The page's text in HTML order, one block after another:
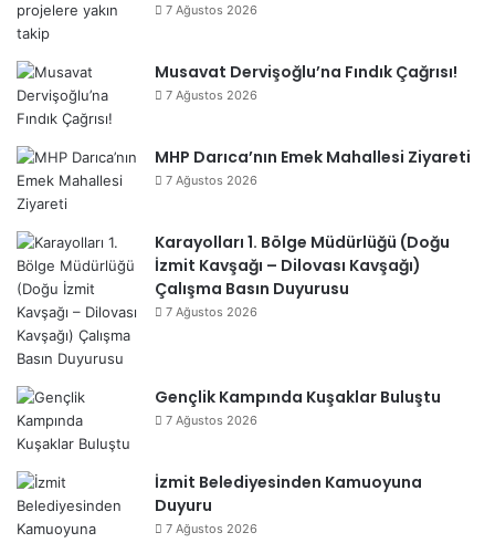
7 Ağustos 2026
Musavat Dervişoğlu’na Fındık Çağrısı!
7 Ağustos 2026
MHP Darıca’nın Emek Mahallesi Ziyareti
7 Ağustos 2026
Karayolları 1. Bölge Müdürlüğü (Doğu
İzmit Kavşağı – Dilovası Kavşağı)
Çalışma Basın Duyurusu
7 Ağustos 2026
Gençlik Kampında Kuşaklar Buluştu
7 Ağustos 2026
İzmit Belediyesinden Kamuoyuna
Duyuru
7 Ağustos 2026